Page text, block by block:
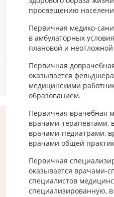
просвещению
Первичная медико-
в амбулаторных
плановой и
Первичная
оказывается
медицинскими
образованием.
Первичная врачебная
врачами-терапевтами,
врачами-педиатрами,
врачами общей
Первичная
оказывается врачами-
специалистов
специализированную,